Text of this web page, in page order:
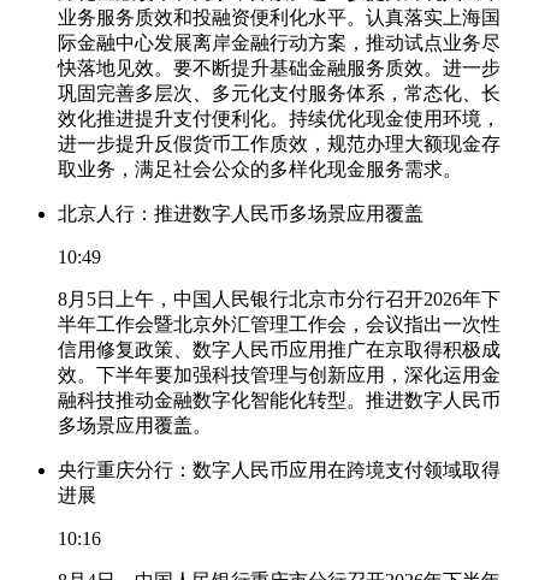
业务服务质效和投融资便利化水平。认真落实上海国
际金融中心发展离岸金融行动方案，推动试点业务尽
快落地见效。要不断提升基础金融服务质效。进一步
巩固完善多层次、多元化支付服务体系，常态化、长
效化推进提升支付便利化。持续优化现金使用环境，
进一步提升反假货币工作质效，规范办理大额现金存
取业务，满足社会公众的多样化现金服务需求。
北京人行：推进数字人民币多场景应用覆盖
10:49
8月5日上午，中国人民银行北京市分行召开2026年下
半年工作会暨北京外汇管理工作会，会议指出一次性
信用修复政策、数字人民币应用推广在京取得积极成
效。下半年要加强科技管理与创新应用，深化运用金
融科技推动金融数字化智能化转型。推进数字人民币
多场景应用覆盖。
央行重庆分行：数字人民币应用在跨境支付领域取得
进展
10:16